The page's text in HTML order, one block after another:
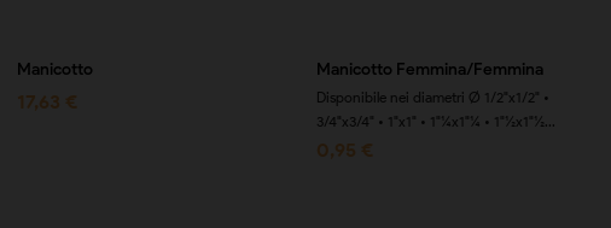
Manicotto
17,63 €
Manicotto Femmina/Femmina
Disponibile nei diametri Ø 1/2"x1/2" •
3/4"x3/4" • 1"x1" • 1"¼x1"¼ • 1"½x1"½...
0,95 €